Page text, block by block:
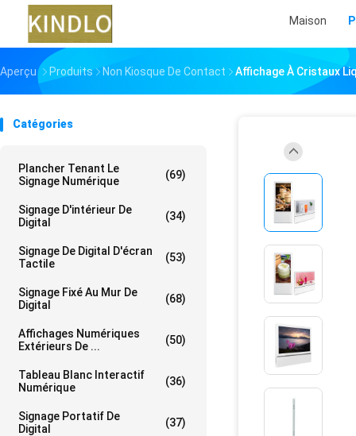
Maison
Aperçu Produits Non Kiosque De Contact Affichage À Cristaux
Catégories
Plancher Tenant Le
Signage Numérique
(69)
Signage D'intérieur De
Digital
(34)
Signage De Digital D'écran
Tactile
(53)
Signage Fixé Au Mur De
Digital
(68)
Affichages Numériques
Extérieurs De ...
(50)
Tableau Blanc Interactif
Numérique
(36)
Signage Portatif De
Digital
(37)